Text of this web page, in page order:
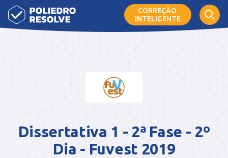
CORREÇÃO
INTELIGENTE
Dissertativa 1 - 2ª Fase - 2º
Dia - Fuvest 2019